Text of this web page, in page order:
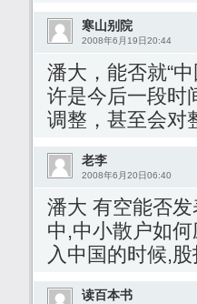
寒山别院
2008年6月19日20:44
潘大，能否就“
许是今后一段时
调整，甚至会对
老李
2008年6月20日06:40
潘大 有空能否
中,中小散户如
入中国的时候,
读百本书